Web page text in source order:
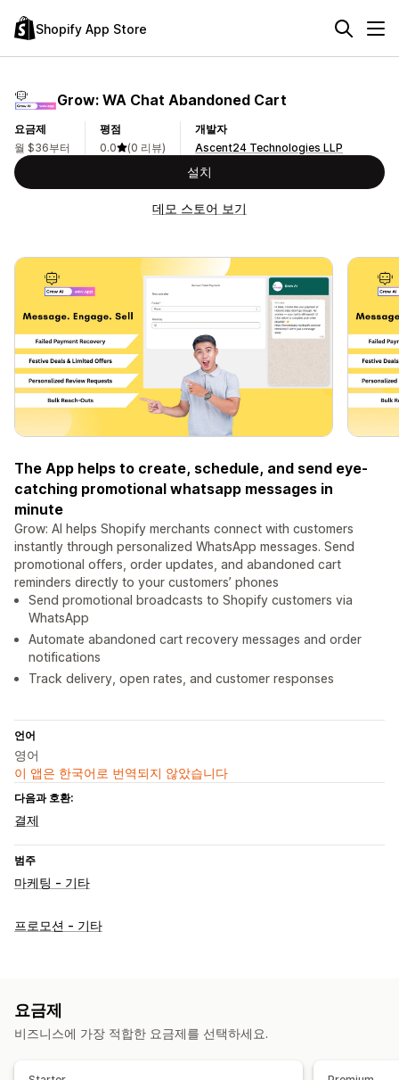
Shopify App Store
Grow: WA Chat Abandoned Cart
요금제
월 $36부터
평점
0.0
(0 리뷰)
개발자
Ascent24 Technologies LLP
설치
데모 스토어 보기
The App helps to create, schedule, and send eye-
catching promotional whatsapp messages in
minute
Grow: AI helps Shopify merchants connect with customers
instantly through personalized WhatsApp messages. Send
promotional offers, order updates, and abandoned cart
reminders directly to your customers’ phones
Send promotional broadcasts to Shopify customers via
WhatsApp
Automate abandoned cart recovery messages and order
notifications
Track delivery, open rates, and customer responses
언어
영어
이 앱은 한국어로 번역되지 않았습니다
다음과 호환:
결제
범주
마케팅 - 기타
프로모션 - 기타
요금제
비즈니스에 가장 적합한 요금제를 선택하세요.